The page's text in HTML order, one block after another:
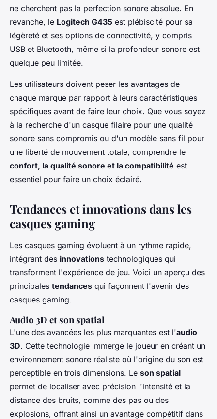
ne cherchent pas la perfection sonore absolue. En
revanche, le Logitech G435 est plébiscité pour sa
légèreté et ses options de connectivité, y compris
USB et Bluetooth, même si la profondeur sonore est
quelque peu limitée.
Les utilisateurs doivent peser les avantages de
chaque marque par rapport à leurs caractéristiques
spécifiques avant de faire leur choix. Que vous soyez
à la recherche d'un casque filaire pour une qualité
sonore sans compromis ou d'un modèle sans fil pour
une liberté de mouvement totale, comprendre le
confort, la qualité sonore et la compatibilité est
essentiel pour faire un choix éclairé.
Tendances et innovations dans les
casques gaming
Les casques gaming évoluent à un rythme rapide,
intégrant des innovations technologiques qui
transforment l'expérience de jeu. Voici un aperçu des
principales tendances qui façonnent l'avenir des
casques gaming.
Audio 3D et son spatial
L'une des avancées les plus marquantes est l'audio
3D. Cette technologie immerge le joueur en créant un
environnement sonore réaliste où l'origine du son est
perceptible en trois dimensions. Le son spatial
permet de localiser avec précision l'intensité et la
distance des bruits, comme des pas ou des
explosions, offrant ainsi un avantage compétitif dans